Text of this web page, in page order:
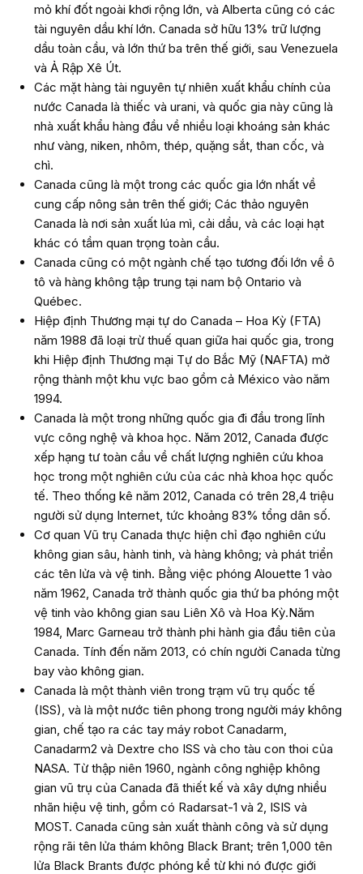
mỏ khí đốt ngoài khơi rộng lớn, và Alberta cũng có các
tài nguyên dầu khí lớn. Canada sở hữu 13% trữ lượng
dầu toàn cầu, và lớn thứ ba trên thế giới, sau Venezuela
và Ả Rập Xê Út.
Các mặt hàng tài nguyên tự nhiên xuất khẩu chính của
nước Canada là thiếc và urani, và quốc gia này cũng là
nhà xuất khẩu hàng đầu về nhiều loại khoáng sản khác
như vàng, niken, nhôm, thép, quặng sắt, than cốc, và
chì.
Canada cũng là một trong các quốc gia lớn nhất về
cung cấp nông sản trên thế giới; Các thảo nguyên
Canada là nơi sản xuất lúa mì, cải dầu, và các loại hạt
khác có tầm quan trọng toàn cầu.
Canada cũng có một ngành chế tạo tương đối lớn về ô
tô và hàng không tập trung tại nam bộ Ontario và
Québec.
Hiệp định Thương mại tự do Canada – Hoa Kỳ (FTA)
năm 1988 đã loại trừ thuế quan giữa hai quốc gia, trong
khi Hiệp định Thương mại Tự do Bắc Mỹ (NAFTA) mở
rộng thành một khu vực bao gồm cả México vào năm
1994.
Canada là một trong những quốc gia đi đầu trong lĩnh
vực công nghệ và khoa học. Năm 2012, Canada được
xếp hạng tư toàn cầu về chất lượng nghiên cứu khoa
học trong một nghiên cứu của các nhà khoa học quốc
tế. Theo thống kê năm 2012, Canada có trên 28,4 triệu
người sử dụng Internet, tức khoảng 83% tổng dân số.
Cơ quan Vũ trụ Canada thực hiện chỉ đạo nghiên cứu
không gian sâu, hành tinh, và hàng không; và phát triển
các tên lửa và vệ tinh. Bằng việc phóng Alouette 1 vào
năm 1962, Canada trở thành quốc gia thứ ba phóng một
vệ tinh vào không gian sau Liên Xô và Hoa Kỳ.Năm
1984, Marc Garneau trở thành phi hành gia đầu tiên của
Canada. Tính đến năm 2013, có chín người Canada từng
bay vào không gian.
Canada là một thành viên trong trạm vũ trụ quốc tế
(ISS), và là một nước tiên phong trong người máy không
gian, chế tạo ra các tay máy robot Canadarm,
Canadarm2 và Dextre cho ISS và cho tàu con thoi của
NASA. Từ thập niên 1960, ngành công nghiệp không
gian vũ trụ của Canada đã thiết kế và xây dựng nhiều
nhãn hiệu vệ tinh, gồm có Radarsat-1 và 2, ISIS và
MOST. Canada cũng sản xuất thành công và sử dụng
rộng rãi tên lửa thám không Black Brant; trên 1,000 tên
lửa Black Brants được phóng kể từ khi nó được giới